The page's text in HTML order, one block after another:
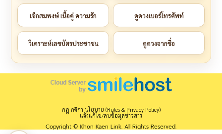
เช็กสมพงษ์ เนื้อคู่ ความรัก ดูดวงเบอร์โทรศัพท์
วิเคราะห์เลขบัตรประชาชน ดูดวงจากชื่อ
กฎ กติกา นโยบาย (Rules & Privacy Policy)
แจ้งแก้ไข/ลบข้อมูลข่าวสาร
Copyright © Khon Kaen Link. All Rights Reserved.